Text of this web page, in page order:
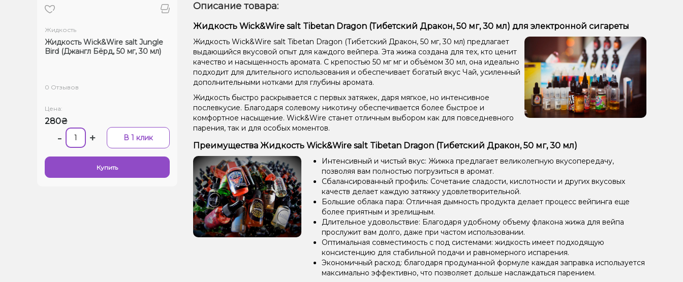
Жидкость
Жидкость Wick&Wire salt Jungle
Bird (Джангл Бёрд, 50 мг, 30 мл)
0 Отзывов
Цена:
280₴
- + В 1 клик
Купить
Описание товара:
Жидкость Wick&Wire salt Tibetan Dragon (Тибетский Дракон, 50 мг, 30 мл) для электронной сигареты
Жидкость Wick&Wire salt Tibetan Dragon (Тибетский Дракон, 50 мг, 30 мл) предлагает
выдающийся вкусовой опыт для каждого вейпера. Эта жижа создана для тех, кто ценит
качество и насыщенность аромата. С крепостью 50 мг мг и объёмом 30 мл, она идеально
подходит для длительного использования и обеспечивает богатый вкус Чай, усиленный
дополнительными нотками для глубины аромата.
Жидкость быстро раскрывается с первых затяжек, даря мягкое, но интенсивное
послевкусие. Благодаря солевому никотину обеспечивается более быстрое и
комфортное насыщение. Wick&Wire станет отличным выбором как для повседневного
парения, так и для особых моментов.
Преимущества Жидкость Wick&Wire salt Tibetan Dragon (Тибетский Дракон, 50 мг, 30 мл)
Интенсивный и чистый вкус: Жижка предлагает великолепную вкусопередачу,
позволяя вам полностью погрузиться в аромат.
Сбалансированный профиль: Сочетание сладости, кислотности и других вкусовых
качеств делает каждую затяжку удовлетворительной.
Большие облака пара: Отличная дымность продукта делает процесс вейпинга еще
более приятным и зрелищным.
Длительное удовольствие: Благодаря удобному объему флакона жижа для вейпа
прослужит вам долго, даже при частом использовании.
Оптимальная совместимость с под системами: жидкость имеет подходящую
консистенцию для стабильной подачи и равномерного испарения.
Экономичный расход: благодаря продуманной формуле каждая заправка используется
максимально эффективно, что позволяет дольше наслаждаться парением.